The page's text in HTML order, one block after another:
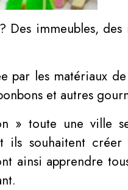
Des immeubles,
par les matériaux
et autres
» toute une ville
souhaitent
ainsi apprendre